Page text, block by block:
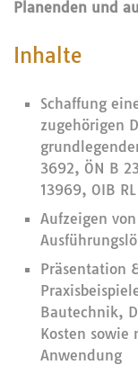
Planenden und
Inhalte
Schaffung
zugehörigen
3692, ÖN B
13969, OIB
Aufzeigen
Präsentation
Bautechnik,
Kosten
Anwendung